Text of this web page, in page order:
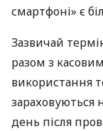
смартфоні» є
Зазвичай
разом з
використання
зараховуються
день після